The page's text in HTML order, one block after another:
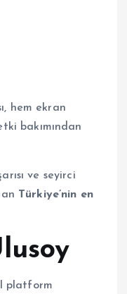
hem ekran
bakımından
ve seyirci
Türkiye’nin en
platform